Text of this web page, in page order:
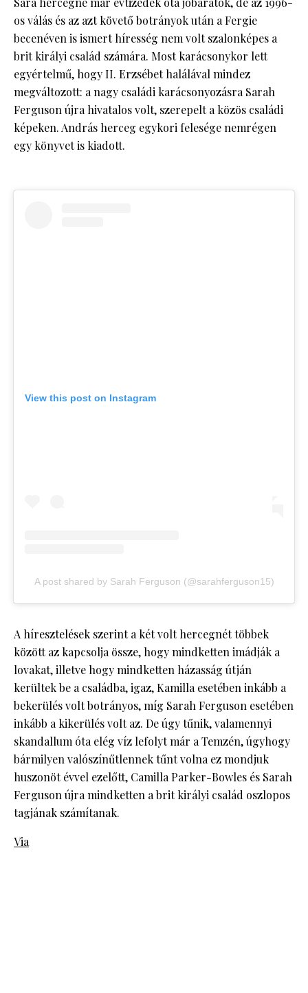
os válás és az azt követő botrányok után a Fergie
becenéven is ismert híresség nem volt szalonképes a
brit királyi család számára. Most karácsonykor lett
egyértelmű, hogy II. Erzsébet halálával mindez
megváltozott: a nagy családi karácsonyozásra Sarah
Ferguson újra hivatalos volt, szerepelt a közös családi
képeken. András herceg egykori felesége nemrégen
egy könyvet is kiadott.
View this post on Instagram
A post shared by Sarah Ferguson (@sarahferguson15)
A híresztelések szerint a két volt hercegnét többek
között az kapcsolja össze, hogy mindketten imádják a
lovakat, illetve hogy mindketten házasság útján
kerültek be a családba, igaz, Kamilla esetében inkább a
bekerülés volt botrányos, míg Sarah Ferguson esetében
inkább a kikerülés volt az. De úgy tűnik, valamennyi
skandallum óta elég víz lefolyt már a Temzén, úgyhogy
bármilyen valószínűtlennek tűnt volna ez mondjuk
huszonöt évvel ezelőtt, Camilla Parker-Bowles és Sarah
Ferguson újra mindketten a brit királyi család oszlopos
tagjának számítanak.
Via